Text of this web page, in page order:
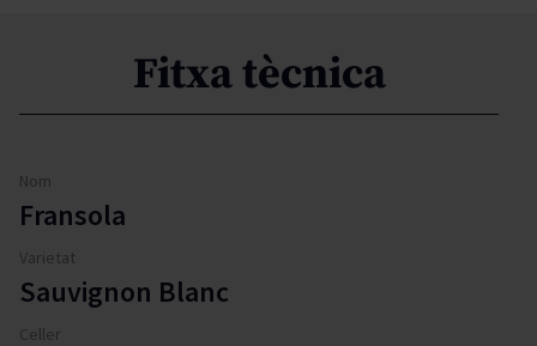
Fitxa tècnica
Nom
Fransola
Varietat
Sauvignon Blanc
Celler